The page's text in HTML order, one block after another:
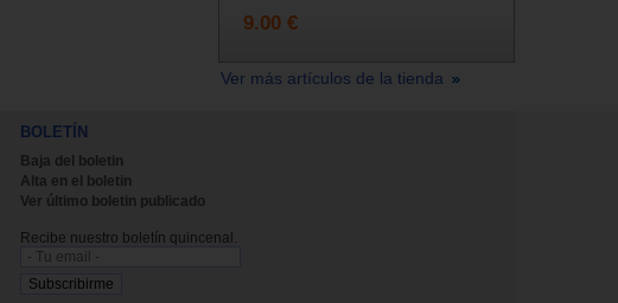
9.00 €
Ver más artículos de la tienda
BOLETÍN
Baja del boletin
Alta en el boletin
Ver último boletin publicado
Recibe nuestro boletín quincenal.